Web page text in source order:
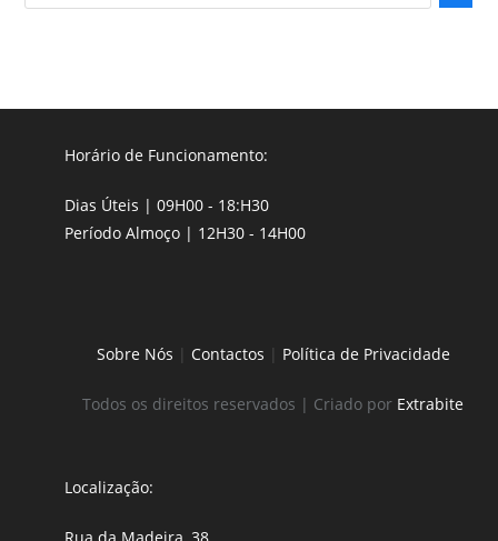
Horário de Funcionamento:
Dias Úteis | 09H00 - 18:H30
Período Almoço | 12H30 - 14H00
Sobre Nós | Contactos | Política de Privacidade
Todos os direitos reservados | Criado por Extrabite
Localização: